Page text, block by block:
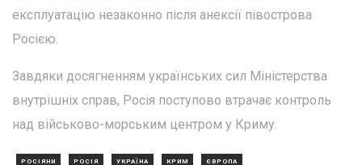
експлуатацію незаконно після анексії півострова
Росією.
Завдяки досягненням українських сил Міністерства
внутрішніх справ, Росія поступово втрачає контроль
над військово-морським центром у Криму.
РОСІЯНИ РОСІЯ УКРАЇНА КРИМ ЄВРОПА